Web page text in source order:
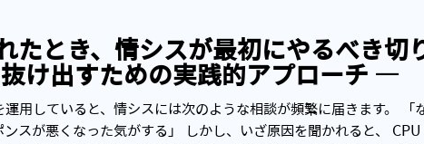
たとき、情シスが最初にやるべき切
け出すための実践的アプローチ ―
用していると、情シスには次のような相談が頻繁に届きます。 「
スが悪くなった気がする」 しかし、いざ原因を聞かれると、 CPU